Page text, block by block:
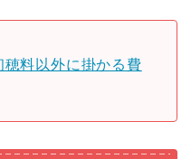
料以外に掛かる費